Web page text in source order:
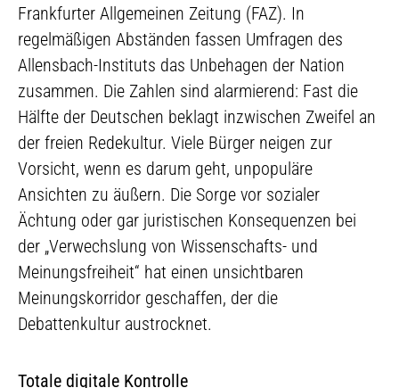
Frankfurter Allgemeinen Zeitung (FAZ). In
regelmäßigen Abständen fassen Umfragen des
Allensbach-Instituts das Unbehagen der Nation
zusammen. Die Zahlen sind alarmierend: Fast die
Hälfte der Deutschen beklagt inzwischen Zweifel an
der freien Redekultur. Viele Bürger neigen zur
Vorsicht, wenn es darum geht, unpopuläre
Ansichten zu äußern. Die Sorge vor sozialer
Ächtung oder gar juristischen Konsequenzen bei
der „Verwechslung von Wissenschafts- und
Meinungsfreiheit“ hat einen unsichtbaren
Meinungskorridor geschaffen, der die
Debattenkultur austrocknet.
Totale digitale Kontrolle